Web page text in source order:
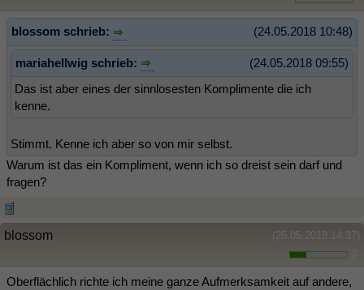
(24.05.2018 10:48)
blossom schrieb:
(24.05.2018 09:55)
mariahellwig schrieb:
Das ist aber eines der sinnlosesten Komplimente die ich
kenne.
Stimmt. Kenne ich aber so von mir selbst.
Warum ist das ein Kompliment, wenn ich so dreist sein darf und
fragen?
(25.05.2018 14:37)
blossom
Oberflächlich richte ich meine ganze Aufmerksamkeit auf andere,